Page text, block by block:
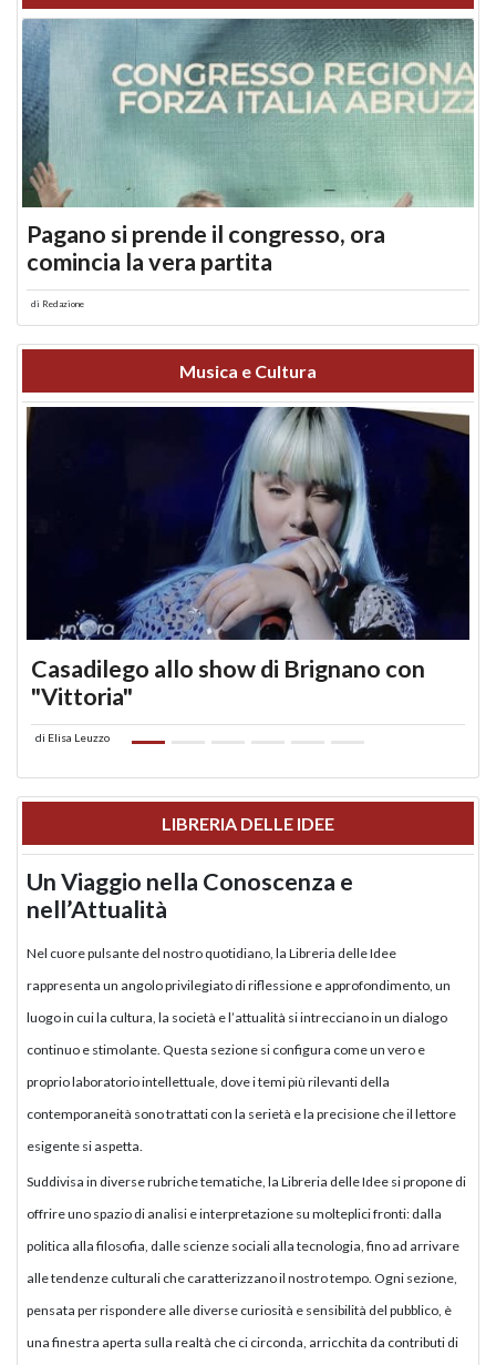
Pagano si prende il congresso, ora
comincia la vera partita
di Redazione
Musica e Cultura
Casadilego allo show di Brignano con
"Vittoria"
di Elisa Leuzzo
LIBRERIA DELLE IDEE
Un Viaggio nella Conoscenza e
nell’Attualità
Nel cuore pulsante del nostro quotidiano, la Libreria delle Idee
rappresenta un angolo privilegiato di riflessione e approfondimento, un
luogo in cui la cultura, la società e l’attualità si intrecciano in un dialogo
continuo e stimolante. Questa sezione si configura come un vero e
proprio laboratorio intellettuale, dove i temi più rilevanti della
contemporaneità sono trattati con la serietà e la precisione che il lettore
esigente si aspetta.
Suddivisa in diverse rubriche tematiche, la Libreria delle Idee si propone di
offrire uno spazio di analisi e interpretazione su molteplici fronti: dalla
politica alla filosofia, dalle scienze sociali alla tecnologia, fino ad arrivare
alle tendenze culturali che caratterizzano il nostro tempo. Ogni sezione,
pensata per rispondere alle diverse curiosità e sensibilità del pubblico, è
una finestra aperta sulla realtà che ci circonda, arricchita da contributi di